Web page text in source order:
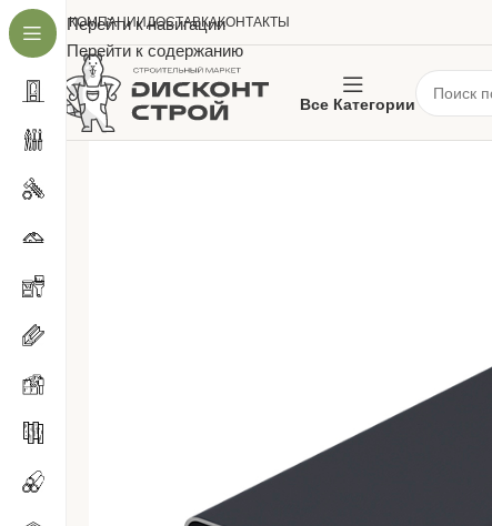
Перейти к навигации
Перейти к содержанию
О КОМПАНИИДОСТАВКАКОНТАКТЫ
Все Категории